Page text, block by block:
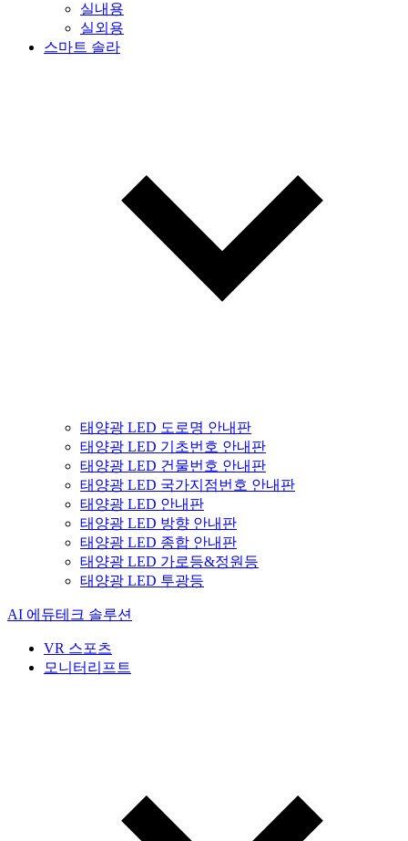
실내용
실외용
스마트 솔라
태양광 LED 도로명 안내판
태양광 LED 기초번호 안내판
태양광 LED 건물번호 안내판
태양광 LED 국가지점번호 안내판
태양광 LED 안내판
태양광 LED 방향 안내판
태양광 LED 종합 안내판
태양광 LED 가로등&정원등
태양광 LED 투광등
AI 에듀테크 솔루션
VR 스포츠
모니터리프트